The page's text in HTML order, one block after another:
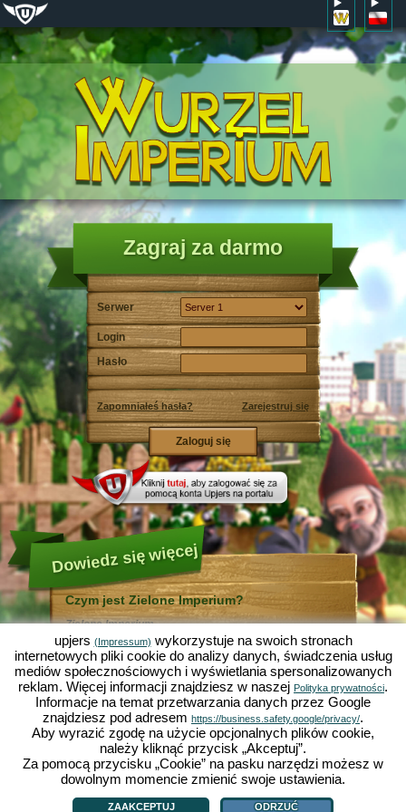
Zagraj za darmo
Serwer
Login
Hasło
Zapomniałeś hasła? Zarejestruj się
Dowiedz się więcej
Czym jest Zielone Imperium?
Zielone Imperium ...
... jest zabawną symulacją ekonomiczną, w której
wszystko odbywa się w mikrokosmosie ogrodu. Jako
bezpłatna gra online działa całkowicie w Twojej
przeglądarce bez konieczności jej instalowania i
pomocy dodatkowego oprogramowania!
Zlecając pracę skrzętnym krasnalom ogrodowym
będziesz mógł stworzyć swój własny mały Rajski
Ogród. Siać, sadzić, zbierać plony, handlować z innymi
graczami, czy też ulepszać metody uprawy? Sałata,
marchewka, truskawki, szpinak czy też cebula? Zależy
od Ciebie, które warzywa, kwiaty lub owoce chcesz
uprawiać. Odwiedź przyjazne miastaZieloną Dolinęi
Działkowo
, by handlować z innymi graczami, kupować
nowe rośliny i ozdoby do Twojego ogrodu, a także
Czym jest Zielone Imperium? |Historia|ZI oferuje|Zasady gry|
Zarządzaj ciasteczkami
upjers (Impressum) wykorzystuje na swoich stronach
internetowych pliki cookie do analizy danych, świadczenia usług
mediów społecznościowych i wyświetlania spersonalizowanych
reklam. Więcej informacji znajdziesz w naszej Polityka prywatności.
Informacje na temat przetwarzania danych przez Google
znajdziesz pod adresem https://business.safety.google/privacy/.
Aby wyrazić zgodę na użycie opcjonalnych plików cookie,
należy kliknąć przycisk „Akceptuj”.
Za pomocą przycisku „Cookie” na pasku narzędzi możesz w
dowolnym momencie zmienić swoje ustawienia.
ZAAKCEPTUJ ODRZUĆ